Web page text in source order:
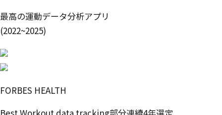
最高の運動データ分析アプリ
(2022~2025)
FORBES HEALTH